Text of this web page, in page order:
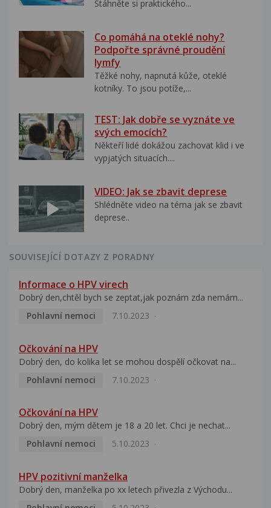
Stáhněte si praktického...
Co pomáhá na oteklé nohy?
Podpořte správné proudění
lymfy
Těžké nohy, napnutá kůže, oteklé
kotníky. To jsou potíže,...
TEST: Jak dobře se vyznáte ve
svých emocích?
Někteří lidé dokážou zachovat klid i ve
vypjatých situacích....
VIDEO: Jak se zbavit deprese
Shlédněte video na téma jak se zbavit
deprese..
SOUVISEJÍCÍ DOTAZY Z PORADNY
Informace o HPV virech
Dobrý den,chtěl bych se zeptat,jak poznám zda nemám...
Pohlavní nemoci
7.10.2023
Očkování na HPV
Dobrý den, do kolika let se mohou dospělí očkovat na...
Pohlavní nemoci
7.10.2023
Očkování na HPV
Dobrý den, mým dětem je 18 a 20 let. Chci je nechat...
Pohlavní nemoci
5.10.2023
HPV pozitivní manželka
Dobrý den, manželka po xx letech přivezla z Východu...